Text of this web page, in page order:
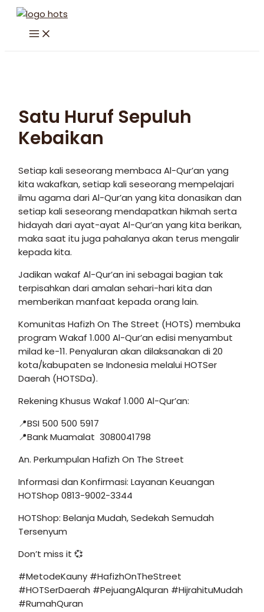
Skip
content
MAIN
MENU
Satu Huruf Sepuluh
Kebaikan
Setiap kali seseorang membaca Al-Qur’an yang
kita wakafkan, setiap kali seseorang mempelajari
ilmu agama dari Al-Qur’an yang kita donasikan dan
setiap kali seseorang mendapatkan hikmah serta
hidayah dari ayat-ayat Al-Qur’an yang kita berikan,
maka saat itu juga pahalanya akan terus mengalir
kepada kita.
Jadikan wakaf Al-Qur’an ini sebagai bagian tak
terpisahkan dari amalan sehari-hari kita dan
memberikan manfaat kepada orang lain.
Komunitas Hafizh On The Street (HOTS) membuka
program Wakaf 1.000 Al-Qur’an edisi menyambut
milad ke-11. Penyaluran akan dilaksanakan di 20
kota/kabupaten se Indonesia melalui HOTSer
Daerah (HOTSDa).
Rekening Khusus Wakaf 1.000 Al-Qur’an:
📍BSI 500 500 5917
📍Bank Muamalat 3080041798
An. Perkumpulan Hafizh On The Street
Informasi dan Konfirmasi: Layanan Keuangan
HOTShop 0813-9002-3344
HOTShop: Belanja Mudah, Sedekah Semudah
Tersenyum
Don’t miss it 💞
#MetodeKauny #HafizhOnTheStreet
#HOTSerDaerah #PejuangAlquran #HijrahituMudah
#RumahQuran